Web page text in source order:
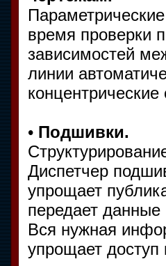
время проверки
зависимостей
линии
• Подшивки.
Диспетчер
упрощает
передает
Вся нужная
упрощает доступ